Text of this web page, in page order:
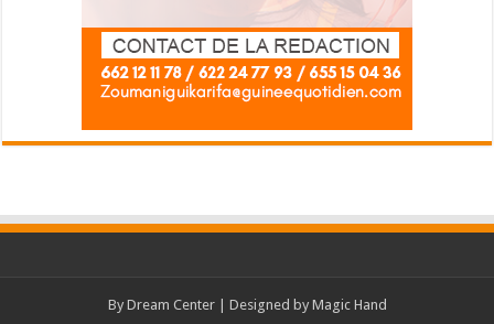
By Dream Center| Designed by Magic Hand